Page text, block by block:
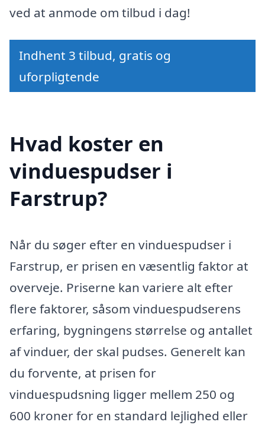
ved at anmode om tilbud i dag!
Indhent 3 tilbud, gratis og
uforpligtende
Hvad koster en
vinduespudser i
Farstrup?
Når du søger efter en vinduespudser i
Farstrup, er prisen en væsentlig faktor at
overveje. Priserne kan variere alt efter
flere faktorer, såsom vinduespudserens
erfaring, bygningens størrelse og antallet
af vinduer, der skal pudses. Generelt kan
du forvente, at prisen for
vinduespudsning ligger mellem 250 og
600 kroner for en standard lejlighed eller